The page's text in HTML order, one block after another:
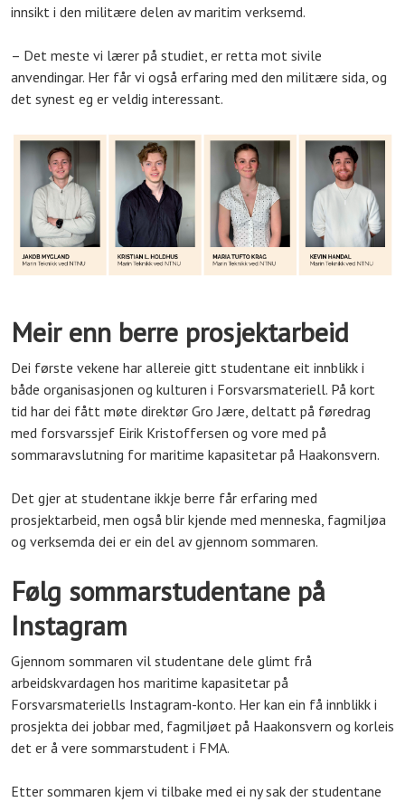
innsikt i den militære delen av maritim verksemd.
– Det meste vi lærer på studiet, er retta mot sivile
anvendingar. Her får vi også erfaring med den militære sida, og
det synest eg er veldig interessant.
Meir enn berre prosjektarbeid
Dei første vekene har allereie gitt studentane eit innblikk i
både organisasjonen og kulturen i Forsvarsmateriell. På kort
tid har dei fått møte direktør Gro Jære, deltatt på føredrag
med forsvarssjef Eirik Kristoffersen og vore med på
sommaravslutning for maritime kapasitetar på Haakonsvern.
Det gjer at studentane ikkje berre får erfaring med
prosjektarbeid, men også blir kjende med menneska, fagmiljøa
og verksemda dei er ein del av gjennom sommaren.
Følg sommarstudentane på
Instagram
Gjennom sommaren vil studentane dele glimt frå
arbeidskvardagen hos maritime kapasitetar på
Forsvarsmateriells Instagram-konto. Her kan ein få innblikk i
prosjekta dei jobbar med, fagmiljøet på Haakonsvern og korleis
det er å vere sommarstudent i FMA.
Etter sommaren kjem vi tilbake med ei ny sak der studentane